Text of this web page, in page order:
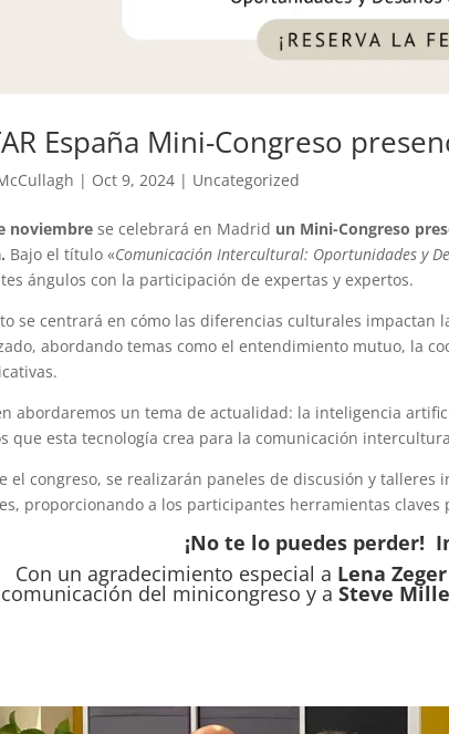
España Mini-Congreso
| Oct 9, 2024 | Uncategorized
noviembre se celebrará en Madrid un Mini-Congreso
Bajo el título «Comunicación Intercultural: Oportunidades y
ángulos con la participación de expertas y expertos.
se centrará en cómo las diferencias culturales impactan
abordando temas como el entendimiento mutuo, la
abordaremos un tema de actualidad: la inteligencia
que esta tecnología crea para la comunicación
el congreso, se realizarán paneles de discusión y
proporcionando a los participantes herramientas
¡No te lo puedes perder!
Con un agradecimiento especial a Lena Zeger
comunicación del minicongreso y aSteve